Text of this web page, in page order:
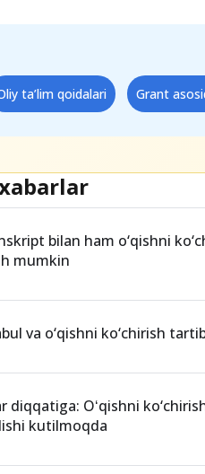
kursga qoldirilgan
xabar bergandik
bilan ham o‘qishni
va o‘qishni ko‘chirish